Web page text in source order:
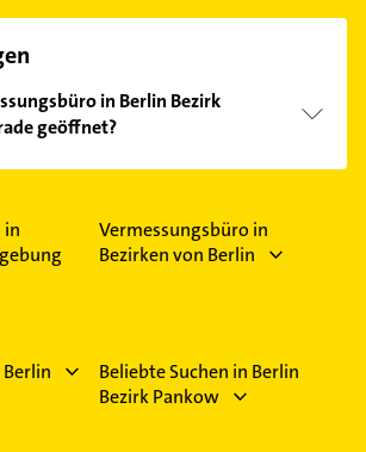
in Berlin Bezirk
geöffnet?
finden Sie alleÖffnungszeiten.
können.
in
Vermessungsbüro in
Bezirken von Berlin
Beliebte Suchen in Berlin
Bezirk Pankow